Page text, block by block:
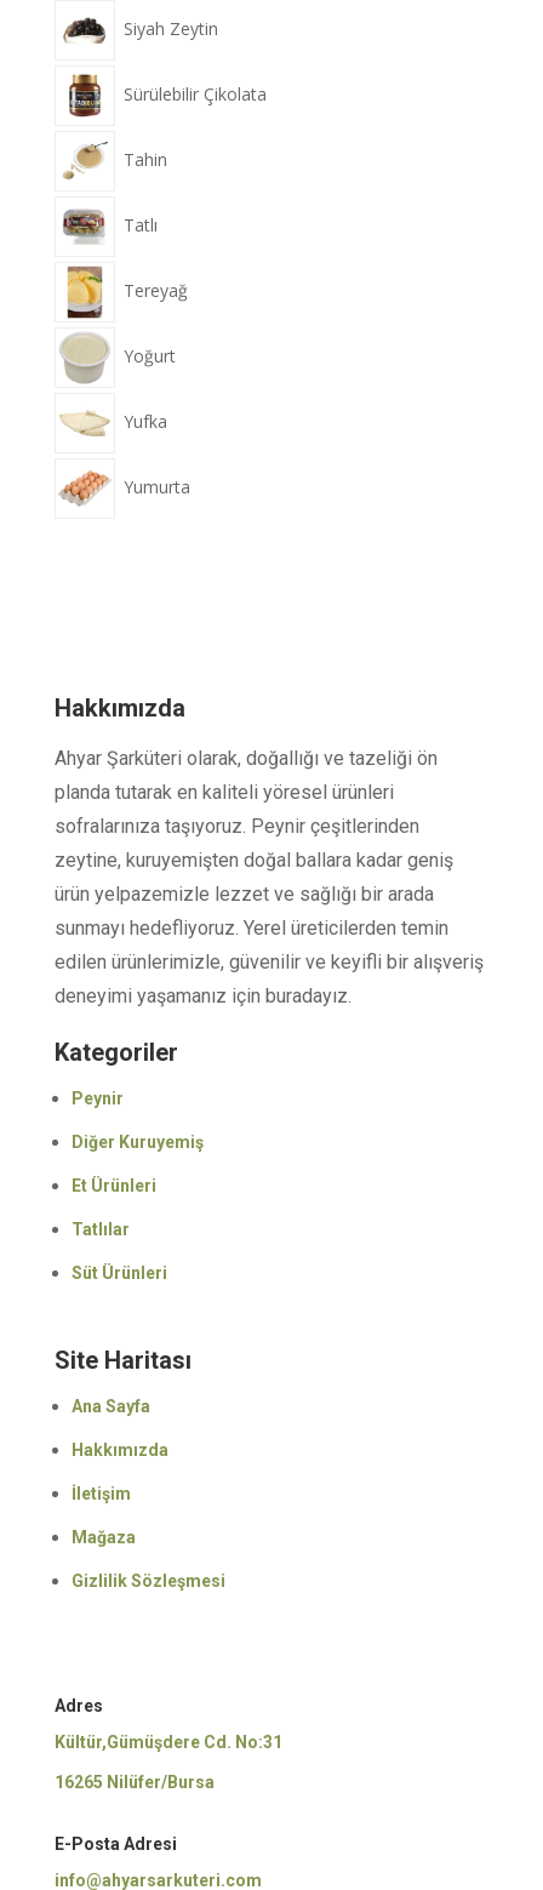
Siyah Zeytin
Sürülebilir Çikolata
Tahin
Tatlı
Tereyağ
Yoğurt
Yufka
Yumurta
Hakkımızda
Ahyar Şarküteri olarak, doğallığı ve tazeliği ön
planda tutarak en kaliteli yöresel ürünleri
sofralarınıza taşıyoruz. Peynir çeşitlerinden
zeytine, kuruyemişten doğal ballara kadar geniş
ürün yelpazemizle lezzet ve sağlığı bir arada
sunmayı hedefliyoruz. Yerel üreticilerden temin
edilen ürünlerimizle, güvenilir ve keyifli bir alışveriş
deneyimi yaşamanız için buradayız.
Kategoriler
Peynir
Diğer Kuruyemiş
Et Ürünleri
Tatlılar
Süt Ürünleri
Site Haritası
Ana Sayfa
Hakkımızda
İletişim
Mağaza
Gizlilik Sözleşmesi
Adres
Kültür,Gümüşdere Cd. No:31
16265 Nilüfer/Bursa
E-Posta Adresi
info@ahyarsarkuteri.com